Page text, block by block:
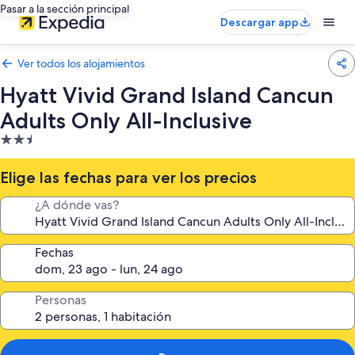
Pasar a la sección principal
Descargar app
Ver todos los alojamientos
Hyatt Vivid Grand Island Cancun
Adults Only All-Inclusive
Alojamiento
de
2.5 estrellas
Elige las fechas para ver los precios
¿A dónde vas?
Fechas
Personas